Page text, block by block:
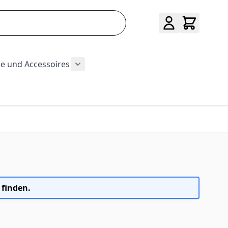
und Baumarkt category
Sport categoryfor Hobby category
und Accessoires